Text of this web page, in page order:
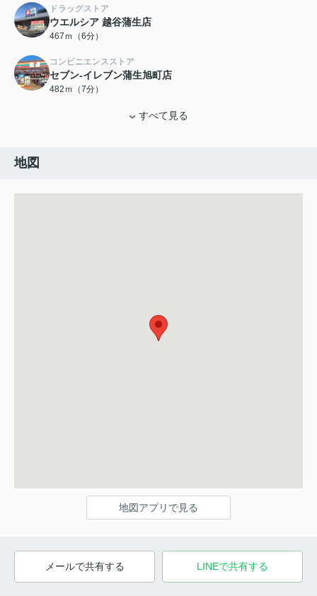
ドラッグストア
ウエルシア 越谷蒲生店
467ｍ（6分）
コンビニエンスストア
セブン-イレブン蒲生旭町店
482ｍ（7分）
すべて見る
地図
地図アプリで見る
メールで共有する LINEで共有する